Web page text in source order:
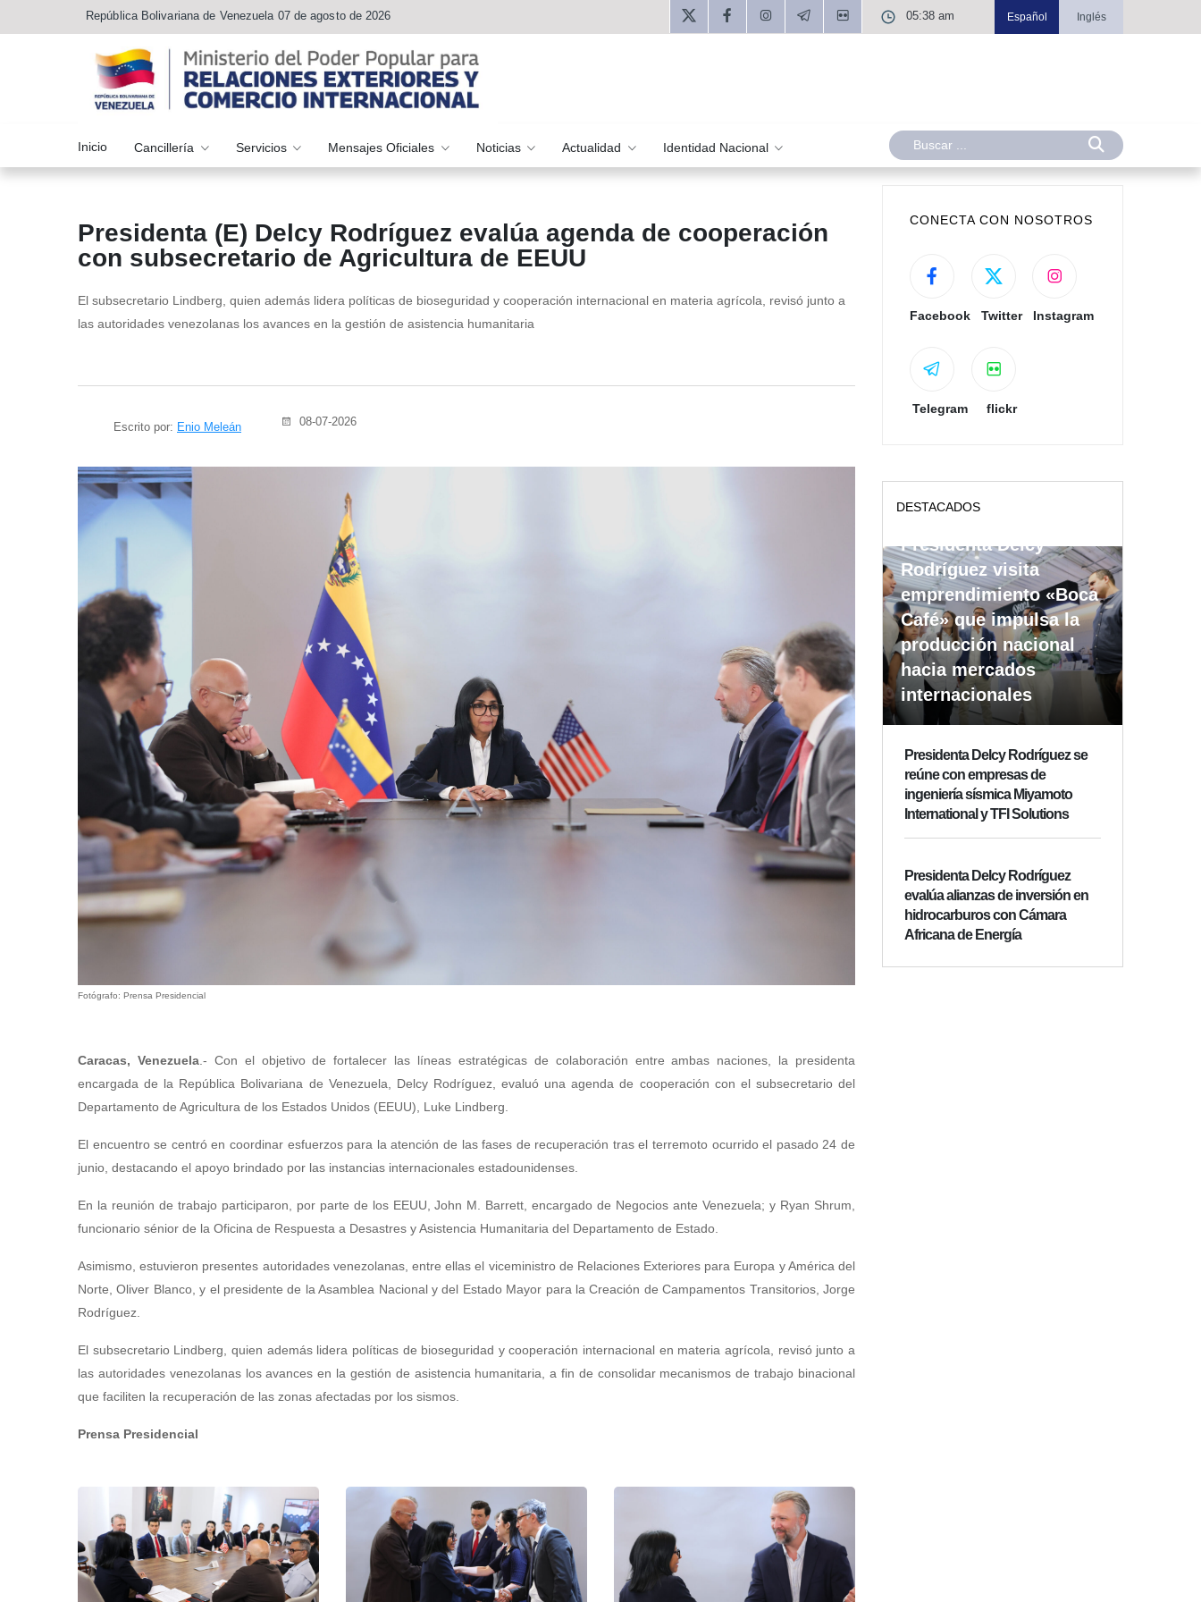
República Bolivariana de Venezuela 07 de agosto de 2026 05:38 am Español Inglés
Inicio Cancillería Servicios Mensajes Oficiales Noticias Actualidad Identidad Nacional
Presidenta (E) Delcy Rodríguez evalúa agenda de cooperación
con subsecretario de Agricultura de EEUU
El subsecretario Lindberg, quien además lidera políticas de bioseguridad y cooperación internacional en materia agrícola, revisó junto a
las autoridades venezolanas los avances en la gestión de asistencia humanitaria
Escrito por: Enio Meleán 08-07-2026
Fotógrafo: Prensa Presidencial
Caracas, Venezuela.- Con el objetivo de fortalecer las líneas estratégicas de colaboración entre ambas naciones, la presidenta
encargada de la República Bolivariana de Venezuela, Delcy Rodríguez, evaluó una agenda de cooperación con el subsecretario del
Departamento de Agricultura de los Estados Unidos (EEUU), Luke Lindberg.
El encuentro se centró en coordinar esfuerzos para la atención de las fases de recuperación tras el terremoto ocurrido el pasado 24 de
junio, destacando el apoyo brindado por las instancias internacionales estadounidenses.
En la reunión de trabajo participaron, por parte de los EEUU, John M. Barrett, encargado de Negocios ante Venezuela; y Ryan Shrum,
funcionario sénior de la Oficina de Respuesta a Desastres y Asistencia Humanitaria del Departamento de Estado.
Asimismo, estuvieron presentes autoridades venezolanas, entre ellas el viceministro de Relaciones Exteriores para Europa y América del
Norte, Oliver Blanco, y el presidente de la Asamblea Nacional y del Estado Mayor para la Creación de Campamentos Transitorios, Jorge
Rodríguez.
El subsecretario Lindberg, quien además lidera políticas de bioseguridad y cooperación internacional en materia agrícola, revisó junto a
las autoridades venezolanas los avances en la gestión de asistencia humanitaria, a fin de consolidar mecanismos de trabajo binacional
que faciliten la recuperación de las zonas afectadas por los sismos.
Prensa Presidencial
CONECTA CON NOSOTROS
Facebook Twitter Instagram
Telegram flickr
DESTACADOS
Presidenta Delcy
Rodríguez visita
emprendimiento «Boca
Café» que impulsa la
producción nacional
hacia mercados
internacionales
Presidenta Delcy Rodríguez se
reúne con empresas de
ingeniería sísmica Miyamoto
International y TFI Solutions
Presidenta Delcy Rodríguez
evalúa alianzas de inversión en
hidrocarburos con Cámara
Africana de Energía